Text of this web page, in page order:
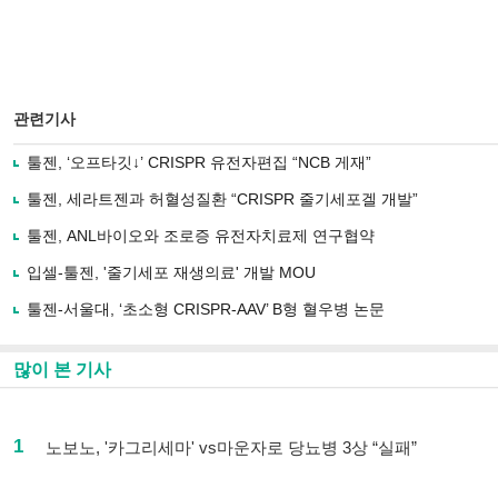
관련기사
툴젠, ‘오프타깃↓’ CRISPR 유전자편집 “NCB 게재”
툴젠, 세라트젠과 허혈성질환 “CRISPR 줄기세포겔 개발”
툴젠, ANL바이오와 조로증 유전자치료제 연구협약
입셀-툴젠, '줄기세포 재생의료' 개발 MOU
툴젠-서울대, ‘초소형 CRISPR-AAV’ B형 혈우병 논문
많이 본 기사
1 노보노, '카그리세마' vs마운자로 당뇨병 3상 “실패”